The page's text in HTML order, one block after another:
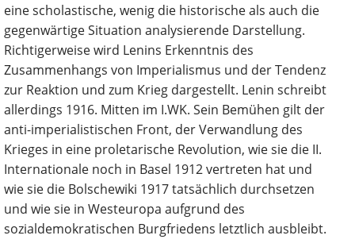
eine scholastische, wenig die historische als auch die
gegenwärtige Situation analysierende Darstellung.
Richtigerweise wird Lenins Erkenntnis des
Zusammenhangs von Imperialismus und der Tendenz
zur Reaktion und zum Krieg dargestellt. Lenin schreibt
allerdings 1916. Mitten im I.WK. Sein Bemühen gilt der
anti-imperialistischen Front, der Verwandlung des
Krieges in eine proletarische Revolution, wie sie die II.
Internationale noch in Basel 1912 vertreten hat und
wie sie die Bolschewiki 1917 tatsächlich durchsetzen
und wie sie in Westeuropa aufgrund des
sozialdemokratischen Burgfriedens letztlich ausbleibt.